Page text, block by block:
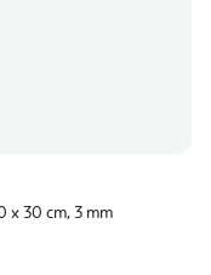
x 30 cm, 3 mm